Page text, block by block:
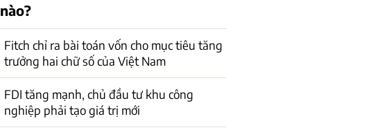
nào?
Fitch chỉ ra bài toán vốn cho mục tiêu tăng
trưởng hai chữ số của Việt Nam
FDI tăng mạnh, chủ đầu tư khu công
nghiệp phải tạo giá trị mới